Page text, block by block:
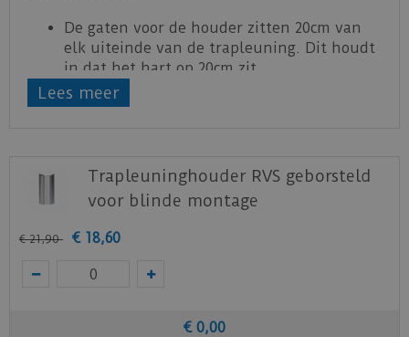
De gaten voor de houder zitten 20cm van
elk uiteinde van de trapleuning. Dit houdt
in dat het hart op 20cm zit.
Bij leuningen met meer dan 2 houders
worden de overige gaten evenredig
de houders geschroefd in de trapleuning,
zo ben je zeker van de juiste hoek en
Lees meer
Trapleuninghouder RVS geborsteld
voor blinde montage
€ 21,90 € 18,60
€ 0,00